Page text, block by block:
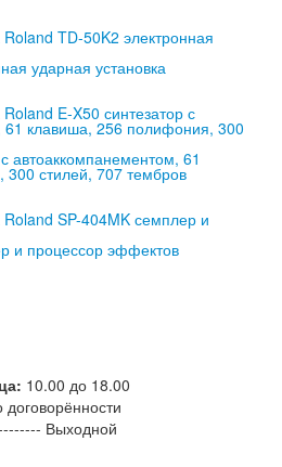
ударная установка
автоаккомпанементом, 61
стилей, 707 тембров
и процессор эффектов
10.00 до 18.00
Выходной